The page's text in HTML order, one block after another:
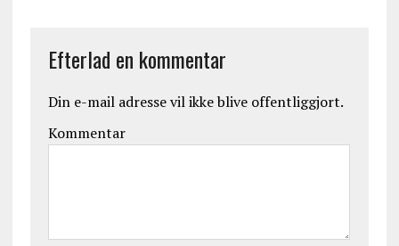
Efterlad en kommentar
Din e-mail adresse vil ikke blive offentliggjort.
Kommentar